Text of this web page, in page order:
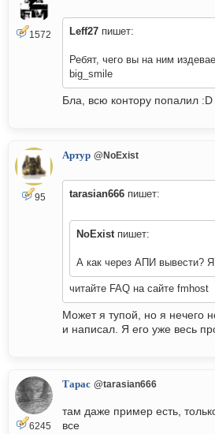
1572 Leff27 пишет:
Ребят, чего вы на ним
big_smile
Бла, всю контору попалил :D
95
Артур @NoExist
tarasian666 пишет:
NoExistпишет:
А как через АПИ вывести?
читайте FAQ на сайте fmhost
Может я тупой, но я нечего
и написал. Я его уже весь
6245
Тарас @tarasian666
там даже пример есть,
все